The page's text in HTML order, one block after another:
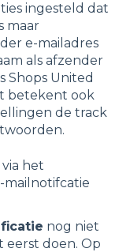
ingesteld dat
maar
e-mailadres
als afzender
Shops United
betekent ook
de track
het
mailnotifcatie
nog niet
eerst doen. Op